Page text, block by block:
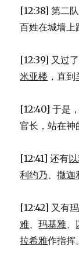
[12:38] 第二
百姓在城墙上
[12:39] 又过了
米亚楼 ，直到
[12:40] 于是
官长，站在神
[12:41] 还有
利约乃、撒迦
[12:42] 又有
难、玛基雅、
拉希雅作指挥。